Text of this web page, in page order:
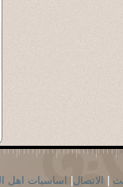
الاتصال اساسيات اهل